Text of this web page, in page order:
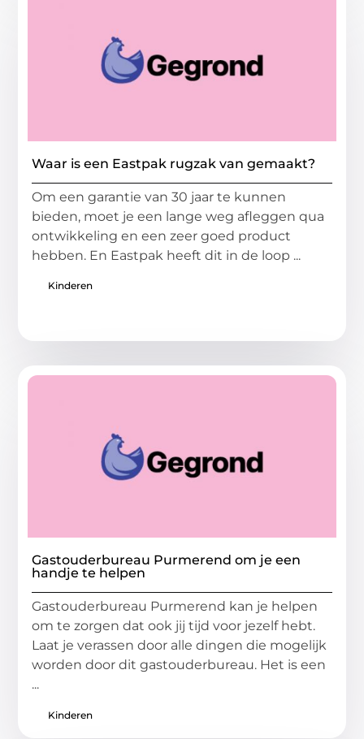
Waar is een Eastpak rugzak van gemaakt?
Om een garantie van 30 jaar te kunnen
bieden, moet je een lange weg afleggen qua
ontwikkeling en een zeer goed product
hebben. En Eastpak heeft dit in de loop ...
Kinderen
Gastouderbureau Purmerend om je een
handje te helpen
Gastouderbureau Purmerend kan je helpen
om te zorgen dat ook jij tijd voor jezelf hebt.
Laat je verassen door alle dingen die mogelijk
worden door dit gastouderbureau. Het is een
...
Kinderen